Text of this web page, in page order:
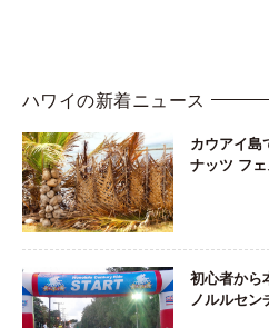
ハワイの新着ニュース
カウアイ島
ナッツ フ
初心者から
ノルルセン